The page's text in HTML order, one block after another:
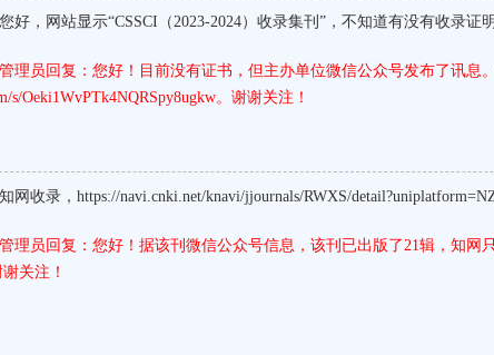
您好，网站显示“CSSCI（2023-2024）收录集刊”，不知道有没有收录证
管理员回复：您好！目前没有证书，但主办单位微信公众号发布了讯息
s/Oeki1WvPTk4NQRSpy8ugkw。谢谢关注！
知网收录，https://navi.cnki.net/knavi/jjournals/RWXS/
管理员回复：您好！据该刊微信公众号信息，该刊已出版了21辑，知网
关注！